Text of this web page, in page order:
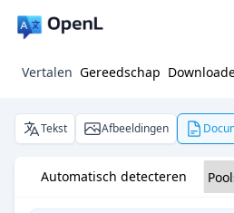
Vertalen Gereedschap
Tekst Afbeeldingen
Automatisch detecteren